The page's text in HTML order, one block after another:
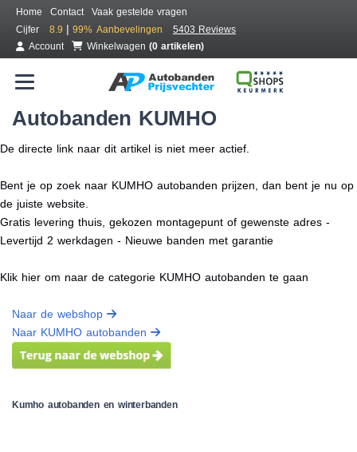
Home Contact
Vaak gestelde vragen
Cijfer
8.9 | 99% Aanbevelingen
5403 Reviews
Account
Winkelwagen (0 artikelen)
Autobanden KUMHO
De directe link naar dit artikel is niet meer actief.
Bent je op zoek naar KUMHO autobanden prijzen, dan bent je nu op
de juiste website.
Gratis levering thuis, gekozen montagepunt of gewenste adres -
Levertijd 2 werkdagen - Nieuwe banden met garantie
Klik hier om naar de categorie KUMHO autobanden te gaan
Naar de webshop
Naar KUMHO autobanden
Kumho autobanden en winterbanden